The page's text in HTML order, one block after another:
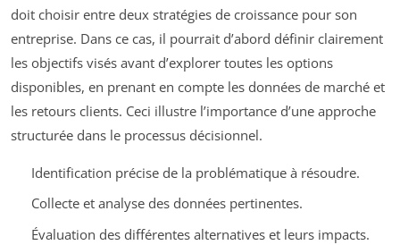
doit choisir entre deux stratégies de croissance pour son
entreprise. Dans ce cas, il pourrait d’abord définir clairement
les objectifs visés avant d’explorer toutes les options
disponibles, en prenant en compte les données de marché et
les retours clients. Ceci illustre l’importance d’une approche
structurée dans le processus décisionnel.
Identification précise de la problématique à résoudre.
Collecte et analyse des données pertinentes.
Évaluation des différentes alternatives et leurs impacts.